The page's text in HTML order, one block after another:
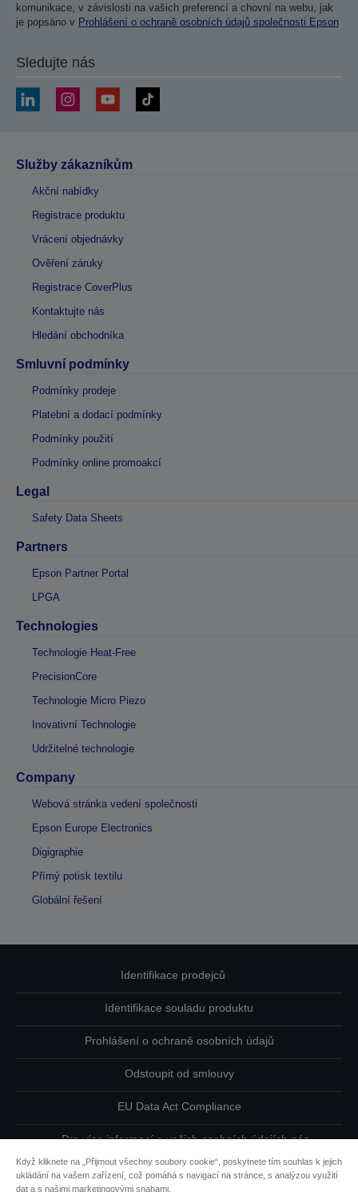
komunikace, v závislosti na vašich preferencí a chovní na webu, jak
je popsáno v Prohlášení o ochraně osobních údajů společnosti Epson
Sledujte nás
Služby zákazníkům
Akční nabídky
Registrace produktu
Vrácení objednávky
Ověření záruky
Registrace CoverPlus
Kontaktujte nás
Hledání obchodníka
Smluvní podmínky
Podmínky prodeje
Platební a dodací podmínky
Podmínky použití
Podmínky online promoakcí
Legal
Safety Data Sheets
Partners
Epson Partner Portal
LPGA
Technologies
Technologie Heat-Free
PrecisionCore
Technologie Micro Piezo
Inovativní Technologie
Udržitelné technologie
Company
Webová stránka vedení společnosti
Epson Europe Electronics
Digigraphie
Přímý potisk textilu
Globální řešení
Identifikace prodejců
Identifikace souladu produktu
Prohlášení o ochraně osobních údajů
Odstoupit od smlouvy
EU Data Act Compliance
Pro více informací o vašich osobních údajích nás
Informace o souborech cookie
Když kliknete na „Přijmout všechny soubory cookie“, poskytnete tím souhlas k jejich
ukládání na vašem zařízení, což pomáhá s navigací na stránce, s analýzou využití
dat a s našimi marketingovými snahami.